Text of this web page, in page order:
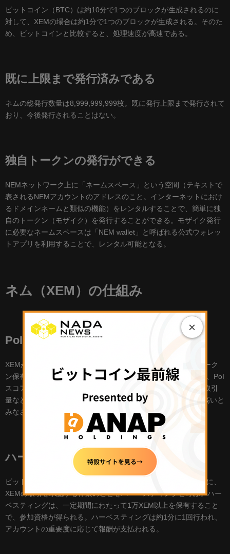
ビットコイン（BTC） は約10分で1つのブロックが生成されるのに
対して、XEMの場合は約1分で1つのブロックが生成される。そのた
め、ビットコインと比較すると、処理速度が高速である。
既に上限まで発行済みである
ネムの総発行数量は8,999,999,999枚。既に発行上限まで発行されて
おり、今後発行されることはない。
独自トークンの発行ができる
NEMネットワーク上に「ネームスペース」という空間（テキストで
表されるNEMアカウントのアドレスのこと。インターネットにおけ
るドメインネームと類似の機能）をレンタルすることで、簡単に独
自のトークン（モザイク）を発行することができる。モザイク発行
に必要なネームスペースは「NEM wallet」と呼ばれる公式ウォレッ
トアプリを利用することで、レンタル可能となる。
ネム（XEM）の仕組み
PoI（Proof of Importance）
XEMがコンセンサスアルゴリズムとして採用しているPoIはトーク
ン保有者の重要度によって報酬が分配される仕組み。重要度は、PoI
スコアで計測される。PoIスコアはXEMの保有量、保有期間、取引
量などに基づいて算出される。PoIスコアが高いほど重要度が高いと
みなされ、報酬を受け取りやすくなる。
ハーベスティング
ビットコインの取引を承認する作業をマイニングと呼ぶ。同様に、
XEMの取引を承認する作業のことをハーベスティングと呼ぶ。ハー
ベスティングは、一定期間にわたって1万XEM以上を保有すること
で、参加資格が得られる。ハーベスティングは約1分に1回行われ、
アカウントの重要度に応じて報酬が支払われる。
×